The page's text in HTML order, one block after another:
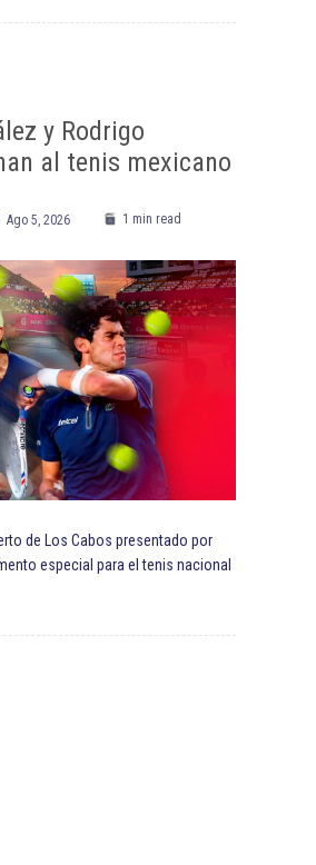
y Rodrigo
al tenis mexicano
Ago 5, 2026 1 min read
de Los Cabos presentado por
especial para el tenis nacional